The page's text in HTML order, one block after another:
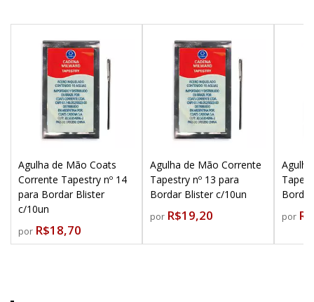
Agulha de Mão Coats
Corrente Tapestry nº 14
para Bordar Blister
c/10un
por R$18,70
Agulha de Mão Corrente
Tapestry nº 13 para
Bordar Blister c/10un
por R$19,20 por